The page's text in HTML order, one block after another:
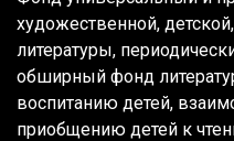
художественной,
литературы,
обширный фонд
воспитанию детей,
приобщению детей к